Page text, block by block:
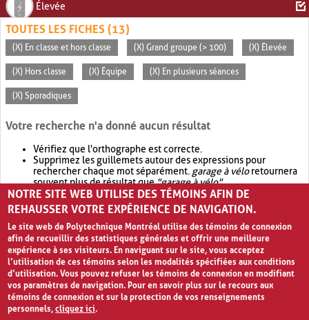
Élevée
TOUTES LES FICHES (13)
(X) En classe et hors classe (X) Grand groupe (> 100) (X) Élevée
(X) Hors classe (X) Équipe (X) En plusieurs séances
(X) Sporadiques
Votre recherche n'a donné aucun résultat
Vérifiez que l'orthographe est correcte.
Supprimez les guillemets autour des expressions pour
rechercher chaque mot séparément. garage à véloretournera
souvent plus de résultat que"garage à vélo".
Envisagez d'élargir votre recherche avec OR.garage OR vélo
retournera souvent plus de résultat quegarage à vélo
NOTRE SITE WEB UTILISE DES TÉMOINS AFIN DE
REHAUSSER VOTRE EXPÉRIENCE DE NAVIGATION.
Le site web de Polytechnique Montréal utilise des témoins de connexion
afin de recueillir des statistiques générales et offrir une meilleure
expérience à ses visiteurs. En naviguant sur le site, vous acceptez
l’utilisation de ces témoins selon les modalités spécifiées aux conditions
d’utilisation. Vous pouvez refuser les témoins de connexion en modifiant
vos paramètres de navigation. Pour en savoir plus sur le recours aux
témoins de connexion et sur la protection de vos renseignements
personnels,cliquez ici.